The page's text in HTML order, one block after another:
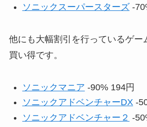
ソニックスーパースターズ-
他にも大幅割引を行っているゲー
買い得です。
ソニックマニア -90% 194円
ソニックアドベンチャーDX-
ソニックアドベンチャー２ -